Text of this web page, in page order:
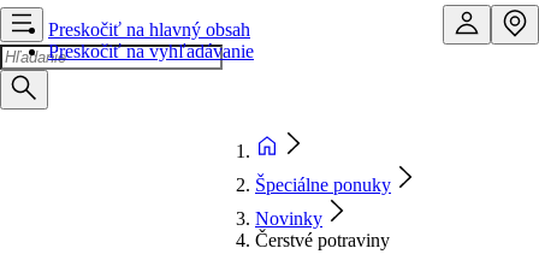
Preskočiť na hlavný obsah
Preskočiť na vyhľadávanie
Špeciálne ponuky
Novinky
Čerstvé potraviny